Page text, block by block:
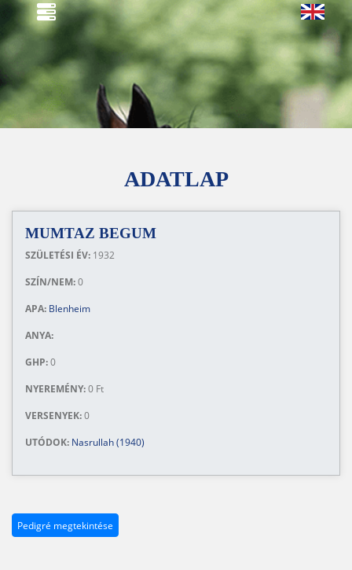
ADATLAP
MUMTAZ BEGUM
SZÜLETÉSI ÉV: 1932
SZÍN/NEM:0
APA: Blenheim
ANYA:
GHP:0
NYEREMÉNY:0 Ft
VERSENYEK:0
UTÓDOK: Nasrullah (1940)
Pedigré megtekintése